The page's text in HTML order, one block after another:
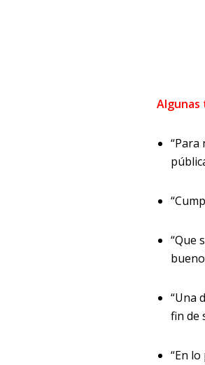
Algunas
“Que
“Una
fin de
“En